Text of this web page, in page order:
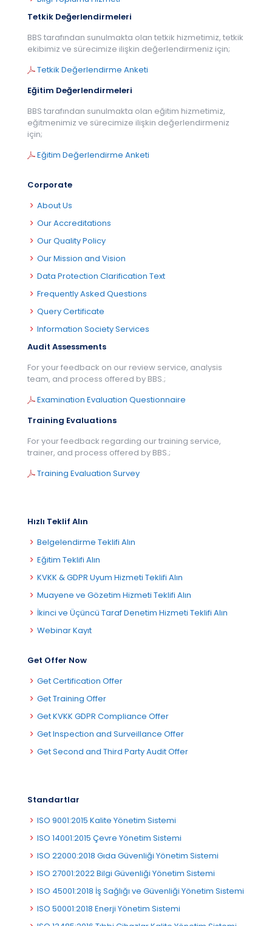
Tetkik Değerlendirmeleri
BBS tarafından sunulmakta olan tetkik hizmetimiz, tetkik
ekibimiz ve sürecimize ilişkin değerlendirmeniz için;
Tetkik Değerlendirme Anketi
Eğitim Değerlendirmeleri
BBS tarafından sunulmakta olan eğitim hizmetimiz,
eğitmenimiz ve sürecimize ilişkin değerlendirmeniz
için;
Eğitim Değerlendirme Anketi
Corporate
About Us
Our Accreditations
Our Quality Policy
Our Mission and Vision
Data Protection Clarification Text
Frequently Asked Questions
Query Certificate
Information Society Services
Audit Assessments
For your feedback on our review service, analysis
team, and process offered by BBS.;
Examination Evaluation Questionnaire
Training Evaluations
For your feedback regarding our training service,
trainer, and process offered by BBS.;
Training Evaluation Survey
Hızlı Teklif Alın
Belgelendirme Teklifi Alın
Eğitim Teklifi Alın
KVKK & GDPR Uyum Hizmeti Teklifi Alın
Muayene ve Gözetim Hizmeti Teklifi Alın
İkinci ve Üçüncü Taraf Denetim Hizmeti Teklifi Alın
Webinar Kayıt
Get Offer Now
Get Certification Offer
Get Training Offer
Get KVKK GDPR Compliance Offer
Get Inspection and Surveillance Offer
Get Second and Third Party Audit Offer
Standartlar
ISO 9001:2015 Kalite Yönetim Sistemi
ISO 14001:2015 Çevre Yönetim Sistemi
ISO 22000:2018 Gıda Güvenliği Yönetim Sistemi
ISO 27001:2022 Bilgi Güvenliği Yönetim Sistemi
ISO 45001:2018 İş Sağlığı ve Güvenliği Yönetim Sistemi
ISO 50001:2018 Enerji Yönetim Sistemi